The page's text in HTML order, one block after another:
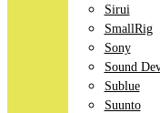
Sirui
SmallRig
Sony
Sound
Sublue
Suunto